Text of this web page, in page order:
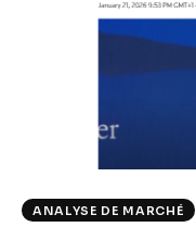
Climate
Markets
Tech
ANALYSE DE MARCHÉ